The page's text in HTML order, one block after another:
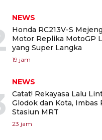
NEWS
Honda RC213V-S
Motor Replika MotoGP
yang Super Langka
19 jam
NEWS
Catat! Rekayasa Lalu
Glodok dan Kota, Imbas
Stasiun MRT
23 jam